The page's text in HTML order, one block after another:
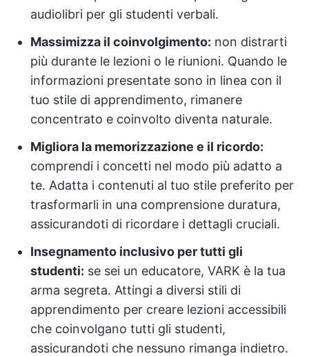
audiolibri per gli studenti verbali.
Massimizza il coinvolgimento: non distrarti
più durante le lezioni o le riunioni. Quando le
informazioni presentate sono in linea con il
tuo stile di apprendimento, rimanere
concentrato e coinvolto diventa naturale.
Migliora la memorizzazione e il ricordo:
comprendi i concetti nel modo più adatto a
te. Adatta i contenuti al tuo stile preferito per
trasformarli in una comprensione duratura,
assicurandoti di ricordare i dettagli cruciali.
Insegnamento inclusivo per tutti gli
studenti: se sei un educatore, VARK è la tua
arma segreta. Attingi a diversi stili di
apprendimento per creare lezioni accessibili
che coinvolgano tutti gli studenti,
assicurandoti che nessuno rimanga indietro.